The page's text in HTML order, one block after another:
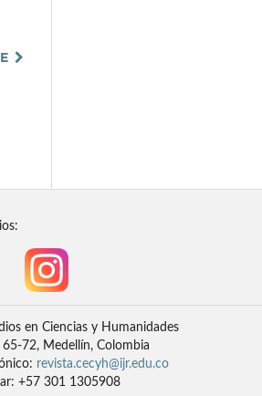
en Ciencias y Humanidades
65-72, Medellín, Colombia
revista.cecyh@ijr.edu.co
+57 301 1305908